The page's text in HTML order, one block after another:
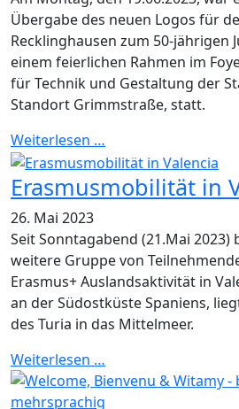
Übergabe des neuen Logos für
Recklinghausen zum 50-jährigen
einem feierlichen Rahmen im
für Technik und Gestaltung der
Standort Grimmstraße, statt.
Weiterlesen …
Erasmusmobilität in
26. Mai 2023
Seit Sonntagabend (21.Mai 2023)
weitere Gruppe von
Erasmus+ Auslandsaktivität in
an der Südostküste Spaniens,
des Turia in das Mittelmeer.
Weiterlesen …